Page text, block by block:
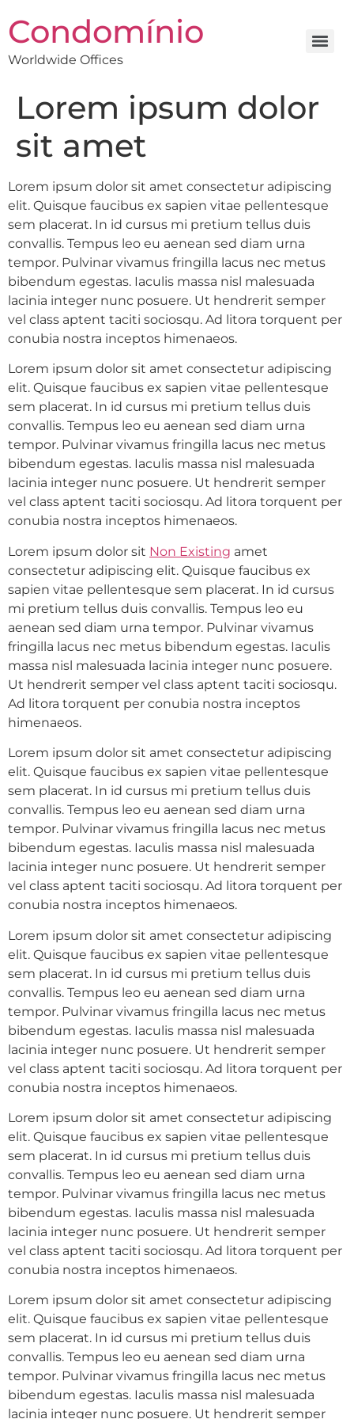
Condomínio
Worldwide Offices
Lorem ipsum dolor
sit amet
Lorem ipsum dolor sit amet consectetur adipiscing
elit. Quisque faucibus ex sapien vitae pellentesque
sem placerat. In id cursus mi pretium tellus duis
convallis. Tempus leo eu aenean sed diam urna
tempor. Pulvinar vivamus fringilla lacus nec metus
bibendum egestas. Iaculis massa nisl malesuada
lacinia integer nunc posuere. Ut hendrerit semper
vel class aptent taciti sociosqu. Ad litora torquent per
conubia nostra inceptos himenaeos.
Lorem ipsum dolor sit amet consectetur adipiscing
elit. Quisque faucibus ex sapien vitae pellentesque
sem placerat. In id cursus mi pretium tellus duis
convallis. Tempus leo eu aenean sed diam urna
tempor. Pulvinar vivamus fringilla lacus nec metus
bibendum egestas. Iaculis massa nisl malesuada
lacinia integer nunc posuere. Ut hendrerit semper
vel class aptent taciti sociosqu. Ad litora torquent per
conubia nostra inceptos himenaeos.
Lorem ipsum dolor sit Non Existing amet
consectetur adipiscing elit. Quisque faucibus ex
sapien vitae pellentesque sem placerat. In id cursus
mi pretium tellus duis convallis. Tempus leo eu
aenean sed diam urna tempor. Pulvinar vivamus
fringilla lacus nec metus bibendum egestas. Iaculis
massa nisl malesuada lacinia integer nunc posuere.
Ut hendrerit semper vel class aptent taciti sociosqu.
Ad litora torquent per conubia nostra inceptos
himenaeos.
Lorem ipsum dolor sit amet consectetur adipiscing
elit. Quisque faucibus ex sapien vitae pellentesque
sem placerat. In id cursus mi pretium tellus duis
convallis. Tempus leo eu aenean sed diam urna
tempor. Pulvinar vivamus fringilla lacus nec metus
bibendum egestas. Iaculis massa nisl malesuada
lacinia integer nunc posuere. Ut hendrerit semper
vel class aptent taciti sociosqu. Ad litora torquent per
conubia nostra inceptos himenaeos.
Lorem ipsum dolor sit amet consectetur adipiscing
elit. Quisque faucibus ex sapien vitae pellentesque
sem placerat. In id cursus mi pretium tellus duis
convallis. Tempus leo eu aenean sed diam urna
tempor. Pulvinar vivamus fringilla lacus nec metus
bibendum egestas. Iaculis massa nisl malesuada
lacinia integer nunc posuere. Ut hendrerit semper
vel class aptent taciti sociosqu. Ad litora torquent per
conubia nostra inceptos himenaeos.
Lorem ipsum dolor sit amet consectetur adipiscing
elit. Quisque faucibus ex sapien vitae pellentesque
sem placerat. In id cursus mi pretium tellus duis
convallis. Tempus leo eu aenean sed diam urna
tempor. Pulvinar vivamus fringilla lacus nec metus
bibendum egestas. Iaculis massa nisl malesuada
lacinia integer nunc posuere. Ut hendrerit semper
vel class aptent taciti sociosqu. Ad litora torquent per
conubia nostra inceptos himenaeos.
Lorem ipsum dolor sit amet consectetur adipiscing
elit. Quisque faucibus ex sapien vitae pellentesque
sem placerat. In id cursus mi pretium tellus duis
convallis. Tempus leo eu aenean sed diam urna
tempor. Pulvinar vivamus fringilla lacus nec metus
bibendum egestas. Iaculis massa nisl malesuada
lacinia integer nunc posuere. Ut hendrerit semper